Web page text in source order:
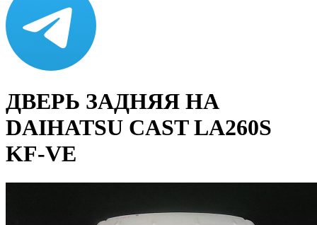
ДВЕРЬ ЗАДНЯЯ НА
DAIHATSU CAST LA260S
KF-VE